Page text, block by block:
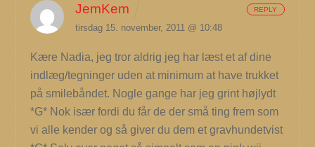
JemKem
tirsdag 15. november, 2011 @ 10:48
Kære Nadia, jeg tror aldrig jeg har læst et af dine
indlæg/tegninger uden at minimum at have trukket
på smilebåndet. Nogle gange har jeg grint højlydt
*G* Nok især fordi du får de der små ting frem som
vi alle kender og så giver du dem et gravhundetvist
REPLY